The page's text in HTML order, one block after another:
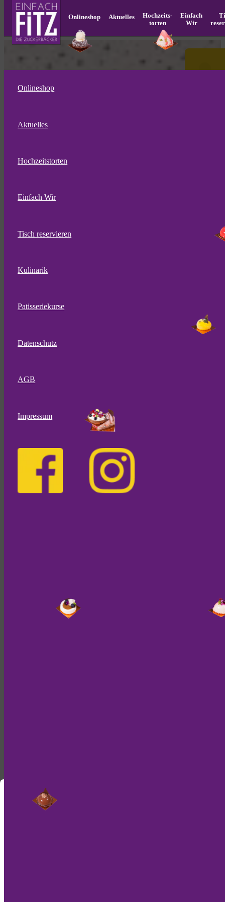
Onlineshop Aktuelles
Hochzeits­
torten
Einfach
Wir
Onlineshop
Aktuelles
Hochzeitstorten
Einfach Wir
Tisch reservieren
Kulinarik
Patisseriekurse
Datenschutz
AGB
Impressum